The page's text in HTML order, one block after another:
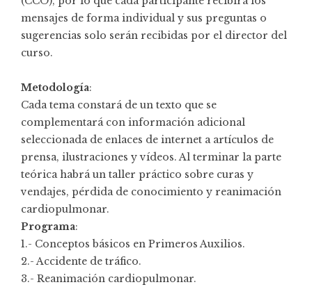
mensajes de forma individual y sus preguntas o
sugerencias solo serán recibidas por el director del
curso.
Metodología:
Cada tema constará de un texto que se
complementará con información adicional
seleccionada de enlaces de internet a artículos de
prensa, ilustraciones y vídeos. Al terminar la parte
teórica habrá un taller práctico sobre curas y
vendajes, pérdida de conocimiento y reanimación
cardiopulmonar.
Programa:
1.- Conceptos básicos en Primeros Auxilios.
2.- Accidente de tráfico.
3.- Reanimación cardiopulmonar.